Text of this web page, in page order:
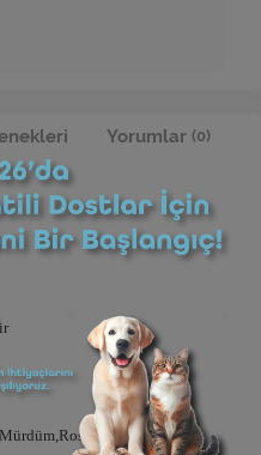
Yorumlar (0)
Gold,Siyah,Yeşil